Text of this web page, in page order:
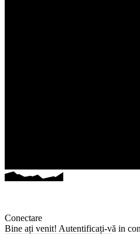
Conectare
Bine ați venit! Autentificați-vă in